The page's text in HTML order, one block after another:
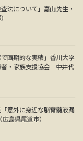
法について」嘉山先生・
画期的な実績」香川大学
者・家族支援協会 中井代
意外に身近な脳脊髄液漏
島県尾道市）